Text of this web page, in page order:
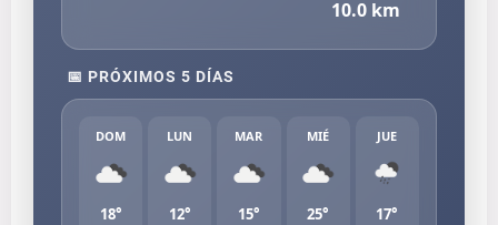
10.0 km
📅 PRÓXIMOS 5 DÍAS
DOM
18°
LUN
12°
MAR
15°
MIÉ
25°
JUE
17°